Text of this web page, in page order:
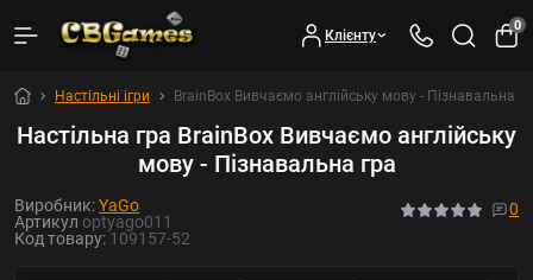
Клієнту
0
Настільні ігри BrainBox Вивчаємо англійську мову - Пізнавальна
Настільна гра BrainBox Вивчаємо англійську
мову - Пізнавальна гра
Виробник:YaGo
Артикул optyago011
Код товару: 109157-52
0